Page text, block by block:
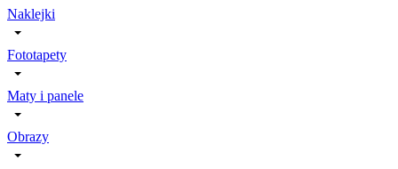
Naklejki
Fototapety
Maty i panele
Obrazy